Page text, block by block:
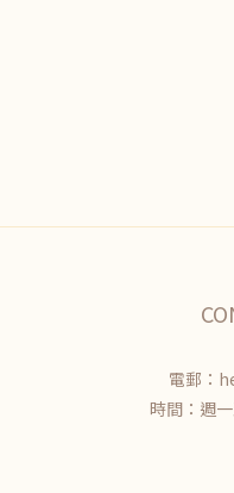
電郵：
時間：週